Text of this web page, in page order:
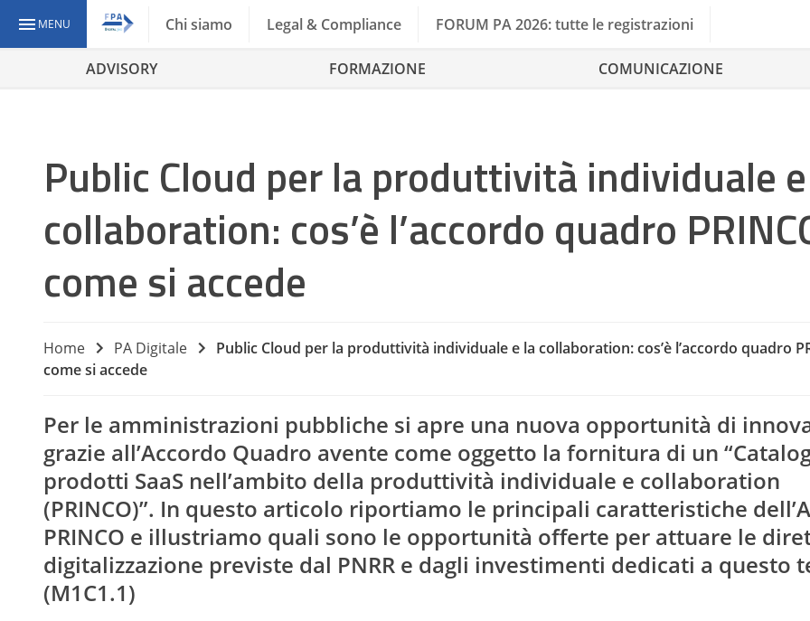
MENU Chi siamo Legal & Compliance FORUM PA 2026: tutte le registrazioni
ADVISORY FORMAZIONE COMUNICAZIONE
Public Cloud per la produttività individuale
collaboration: cos’è l’accordo quadro
come si accede
Home PA Digitale
Public Cloud per la produttività individuale e la collaboration: cos’è l’accordo quadro
come si accede
Per le amministrazioni pubbliche si apre una nuova opportunità di
grazie all’Accordo Quadro avente come oggetto la fornitura di un
prodotti SaaS nell’ambito della produttività individuale e collaboration
(PRINCO)”. In questo articolo riportiamo le principali caratteristiche
PRINCO e illustriamo quali sono le opportunità offerte per attuare le
digitalizzazione previste dal PNRR e dagli investimenti dedicati a questo
(M1C1.1)
Cloud